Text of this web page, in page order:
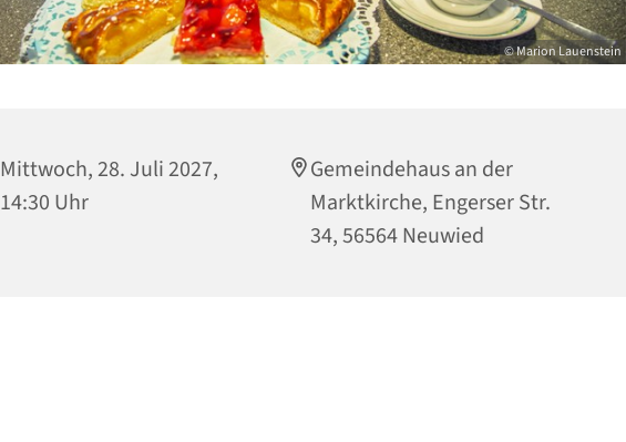
© Marion Lauenstein
Mittwoch, 28. Juli 2027,
14:30 Uhr
Gemeindehaus an der
Marktkirche, Engerser Str.
34, 56564 Neuwied